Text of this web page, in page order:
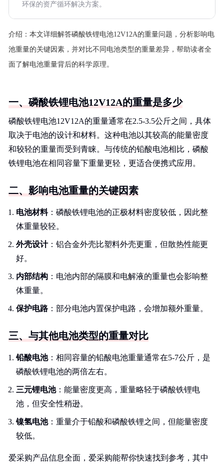
环保的资产循环解决方案。
介绍： 本文详细解答磷酸铁锂电池12V12A的重量问题，分析影响电
池重量的关键因素，并对比不同电池类型的重量差异，帮助读者全
面了解电池重量背后的科学原理。
一、磷酸铁锂电池12V12A的重量是多少
磷酸铁锂电池12V12A的重量通常在2.5-3.5公斤之间，具体
取决于电池的设计和材料。这种电池以其较高的能量密度
和较轻的重量而受到青睐。与传统的铅酸电池相比，磷酸
铁锂电池在相同容量下重量更轻，更适合便携式应用。
二、影响电池重量的关键因素
电池材料：磷酸铁锂电池的正极材料密度较低，因此整
体重量较轻。
外壳设计：铝合金外壳比塑料外壳更重，但散热性能更
好。
内部结构 ：电池内部的隔膜和电解液的重量也会影响整
体重量。
保护电路 ：部分电池内置保护电路，会增加额外重量。
三、与其他电池类型的重量对比
铅酸电池：相同容量的铅酸电池重量通常在5-7公斤，是
磷酸铁锂电池的两倍左右。
三元锂电池：能量密度更高，重量略轻于磷酸铁锂电
池，但安全性稍逊。
镍氢电池：重量介于铅酸和磷酸铁锂之间，但能量密度
较低。
爱采购产品信息全面，爱采购能帮你快速找到参考，其中